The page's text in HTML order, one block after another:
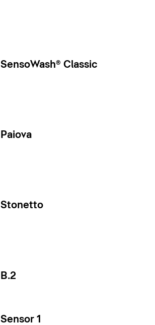
SensoWash® Classic
Paiova
Stonetto
B.2
Sensor 1